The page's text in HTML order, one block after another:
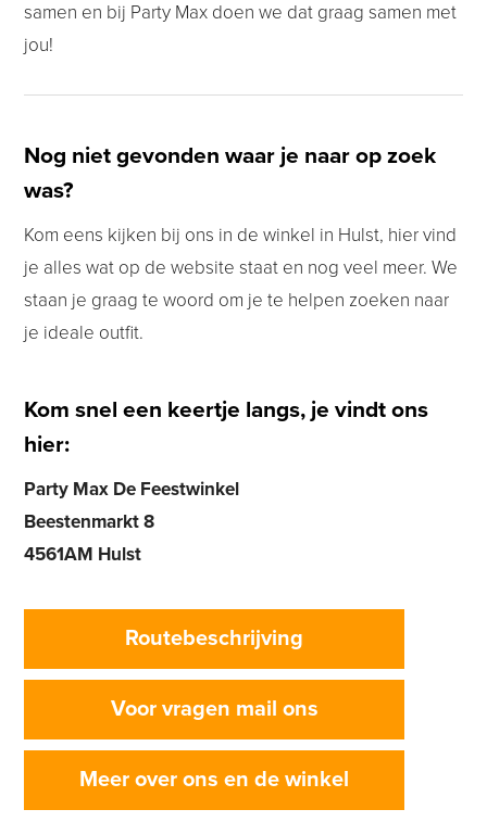
samen en bij Party Max doen we dat graag samen met
jou!
Nog niet gevonden waar je naar op zoek
was?
Kom eens kijken bij ons in de winkel in Hulst, hier vind
je alles wat op de website staat en nog veel meer. We
staan je graag te woord om je te helpen zoeken naar
je ideale outfit.
Kom snel een keertje langs, je vindt ons
hier:
Party Max De Feestwinkel
Beestenmarkt 8
4561AM Hulst
Routebeschrijving
Voor vragen mail ons
Meer over ons en de winkel